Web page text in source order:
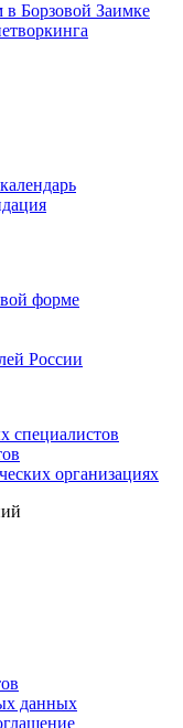
Борзовой Заимке
форме
России
специалистов
организациях
данных